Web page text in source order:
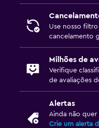
Use nosso
cancelamento
Milhões de
Verifique
de avaliações
Alertas
Ainda não quer
Crie um alerta